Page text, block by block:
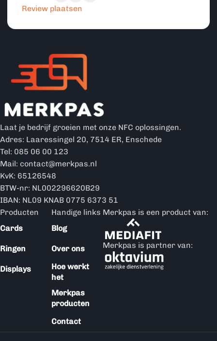
Review plaatsen
Laat je bedrijf groeien met onze NFC oplossingen.
Adres: Laaressingel 20, 7514 ER, Enschede
Tel: 085 06 00 123
Mail: contact@merkpas.nl
KvK: 65126548
BTW-nr: NL002296620B29
IBAN: NL09 KNAB 0775 6373 51
Producten
Cards
Ringen
Displays
Handige links
Blog
Over ons
Hoe werkt
het
Merkpas
producten
Contact
Merkpas is een product van:
Merkpas is partner van: